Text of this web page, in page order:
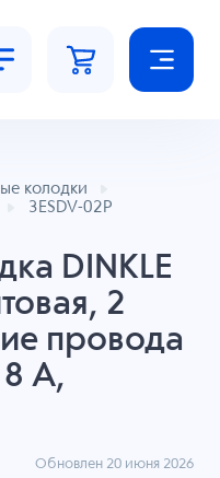
колодки
3ESDV-02P
DINKLE
2
провода
A,
Обновлен 20 июня 2026